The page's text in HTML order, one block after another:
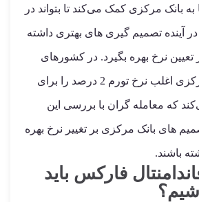
بانک مرکزی کمک می‌کند تا بتواند در
در آینده تصمیم گیری های بهتری داشته
تعیین نرخ بهره بگیرد. در کشورهای
توسعه یافته، بانک مرکزی اغلب نرخ تورم 2 درصد را برای
که معامله گران با بررسی این
های بانک مرکزی بر تغییر نرخ بهره
باشند.
فارکس باید